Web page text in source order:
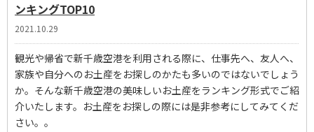
ンキングTOP10
2021.10.29
観光や帰省で新千歳空港を利用される際に、仕事先へ、友人へ、
家族や自分へのお土産をお探しのかたも多いのではないでしょう
か。そんな新千歳空港の美味しいお土産をランキング形式でご紹
介いたします。お土産をお探しの際には是非参考にしてみてくだ
さい。。